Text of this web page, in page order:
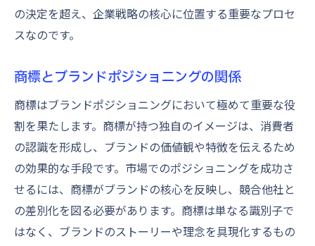
の決定を超え、企業戦略の核心に位置する重要なプロセ
スなのです。
商標とブランドポジショニングの関係
商標はブランドポジショニングにおいて極めて重要な役
割を果たします。商標が持つ独自のイメージは、消費者
の認識を形成し、ブランドの価値観や特徴を伝えるため
の効果的な手段です。市場でのポジショニングを成功さ
せるには、商標がブランドの核心を反映し、競合他社と
の差別化を図る必要があります。商標は単なる識別子で
はなく、ブランドのストーリーや理念を具現化するもの